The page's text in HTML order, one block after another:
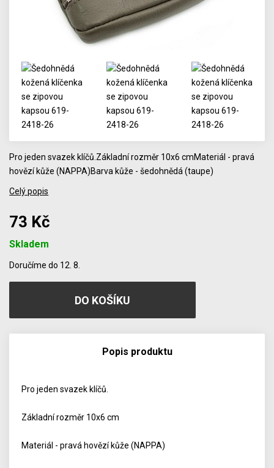
Pro jeden svazek klíčů.Základní rozměr 10x6 cmMateriál - pravá
hovězí kůže (NAPPA)Barva kůže - šedohnědá (taupe)
Celý popis
73 Kč
Skladem
Doručíme do 12. 8.
Popis produktu
Pro jeden svazek klíčů.
Základní rozměr 10x6 cm
Materiál - pravá hovězí kůže (NAPPA)